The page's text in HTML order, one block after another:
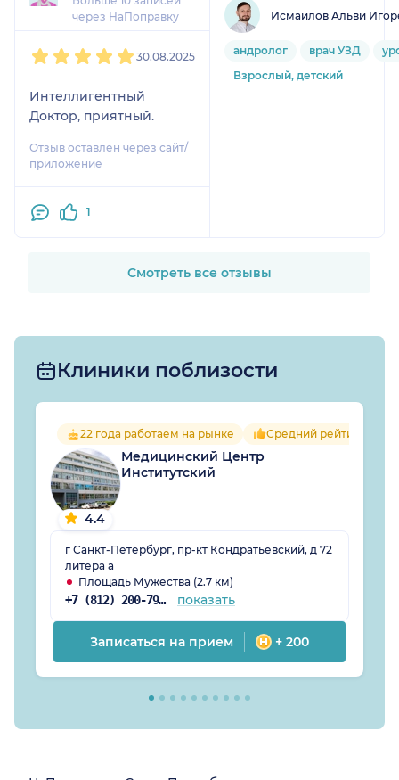
отношение к пациенту.
Однозначно
рекомендую!
через НаПоправку
30.08.2025
Интеллигентный
Доктор, приятный.
Отзыв оставлен через сайт/
приложение
1
Исмаилов Альви
андролог врач УЗД
Взрослый, детский
Смотреть все отзывы
Клиники поблизости
22 года работаем на рынке Средний рейтинг
4.4
Медицинский Центр
Институтский
г Санкт-Петербург, пр-кт Кондратьевский, д 72
литера а
Площадь Мужества (2.7 км)
+7 (812) 200-79-13 показать
Записаться на прием + 200